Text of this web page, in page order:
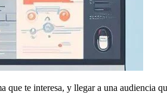
te interesa, y llegar a una audiencia